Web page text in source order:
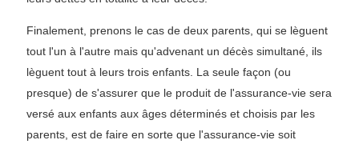
Finalement, prenons le cas de deux parents, qui se lèguent
tout l'un à l'autre mais qu'advenant un décès simultané, ils
lèguent tout à leurs trois enfants. La seule façon (ou
presque) de s'assurer que le produit de l'assurance-vie sera
versé aux enfants aux âges déterminés et choisis par les
parents, est de faire en sorte que l'assurance-vie soit